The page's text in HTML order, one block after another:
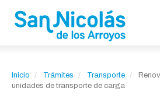
Inicio Trámites Transporte
unidades de transporte de carga